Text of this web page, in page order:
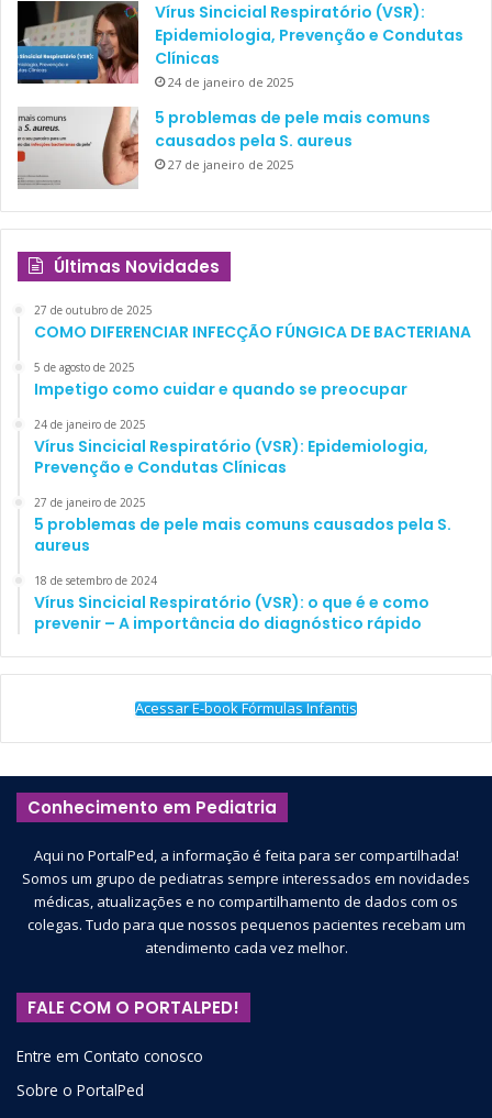
Vírus Sincicial Respiratório (VSR):
Epidemiologia, Prevenção e Condutas
Clínicas
24 de janeiro de 2025
5 problemas de pele mais comuns
causados pela S. aureus
27 de janeiro de 2025
Últimas Novidades
27 de outubro de 2025
COMO DIFERENCIAR INFECÇÃO FÚNGICA DE BACTERIANA
5 de agosto de 2025
Impetigo como cuidar e quando se preocupar
24 de janeiro de 2025
Vírus Sincicial Respiratório (VSR): Epidemiologia,
Prevenção e Condutas Clínicas
27 de janeiro de 2025
5 problemas de pele mais comuns causados pela S.
aureus
18 de setembro de 2024
Vírus Sincicial Respiratório (VSR): o que é e como
prevenir – A importância do diagnóstico rápido
Acessar E-book Fórmulas Infantis
Conhecimento em Pediatria
Aqui no PortalPed, a informação é feita para ser compartilhada!
Somos um grupo de pediatras sempre interessados em novidades
médicas, atualizações e no compartilhamento de dados com os
colegas. Tudo para que nossos pequenos pacientes recebam um
atendimento cada vez melhor.
FALE COM O PORTALPED!
Entre em Contato conosco
Sobre o PortalPed